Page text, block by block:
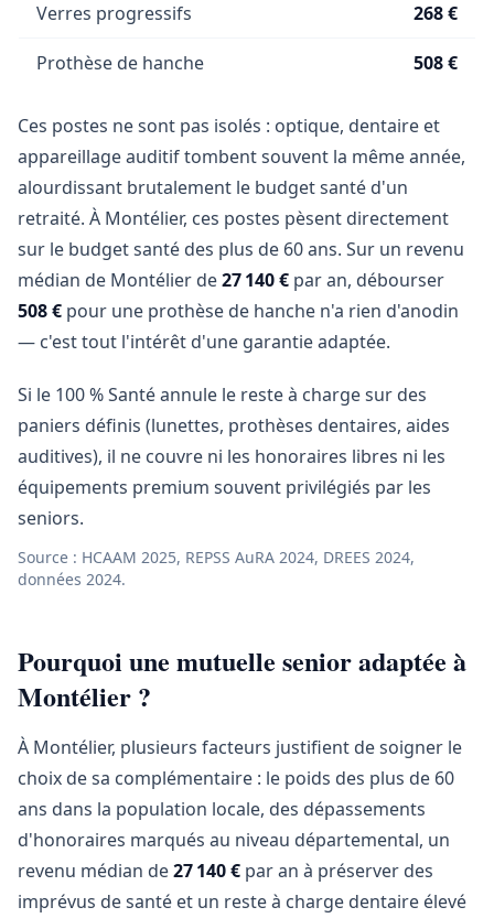
Verres progressifs 268 €
Prothèse de hanche 508 €
Ces postes ne sont pas isolés : optique, dentaire et
appareillage auditif tombent souvent la même année,
alourdissant brutalement le budget santé d'un
retraité. À Montélier, ces postes pèsent directement
sur le budget santé des plus de 60 ans. Sur un revenu
médian de Montélier de27 140 € par an, débourser
508 € pour une prothèse de hanche n'a rien d'anodin
— c'est tout l'intérêt d'une garantie adaptée.
Si le 100 % Santé annule le reste à charge sur des
paniers définis (lunettes, prothèses dentaires, aides
auditives), il ne couvre ni les honoraires libres ni les
équipements premium souvent privilégiés par les
seniors.
Source : HCAAM 2025, REPSS AuRA 2024, DREES 2024,
données 2024.
Pourquoi une mutuelle senior adaptée à
Montélier ?
À Montélier, plusieurs facteurs justifient de soigner le
choix de sa complémentaire : le poids des plus de 60
ans dans la population locale, des dépassements
d'honoraires marqués au niveau départemental, un
revenu médian de27 140 € par an à préserver des
imprévus de santé et un reste à charge dentaire élevé